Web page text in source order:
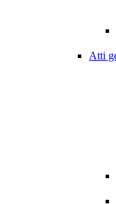
Atti